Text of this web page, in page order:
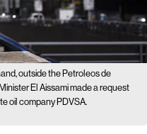
outside the Petroleos de
El Aissami made a request
oil company PDVSA.